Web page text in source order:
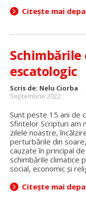
Citește mai
escatologic
Scris de: Nelu Ciorba
Septembrie 2022
Sunt peste 15 ani de
Sfintelor Scripturi am
zilele noastre,
perturbările din
cauzate în principal
schimbările climatice
social, economic și
Citește mai